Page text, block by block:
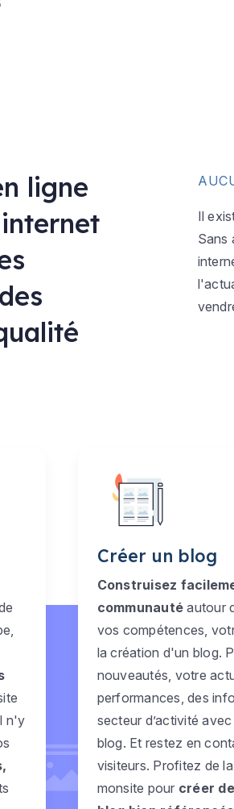
ligne
Il
Sans
n'y
Créer un blog
Construisez
communauté autour
vos compétences,
la création d'un blog.
nouveautés, votre
performances, des
secteur d’activité
blog. Et restez en
visiteurs. Profitez de
monsite pour créer